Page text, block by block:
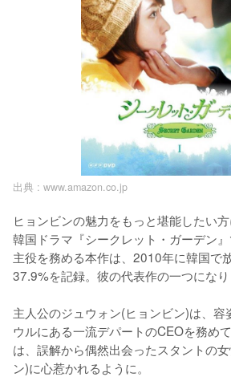
出典 : www.amazon.co.jp
ヒョンビンの魅力をもっと堪能したい方
韓国ドラマ『シークレット・ガーデン
主役を務める本作は、2010年に韓国で
37.9%を記録。彼の代表作の一つになり
主人公のジュウォン(ヒョンビン)は、容
ウルにある一流デパートのCEOを務め
は、誤解から偶然出会ったスタントの
ン)に心惹かれるように。